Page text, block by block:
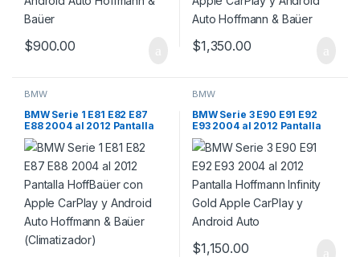
$900.00 $1,350.00
BMW
BMW Serie 1 E81 E82 E87
E88 2004 al 2012 Pantalla
HoffBaüer con Apple
CarPlay y Android Auto
Hoffmann & Baüer
(Climatizador)
BMW
BMW Serie 3 E90 E91 E92
E93 2004 al 2012 Pantalla
Hoffmann Infinity Gold
Apple CarPlay y Android
Auto
$1,150.00